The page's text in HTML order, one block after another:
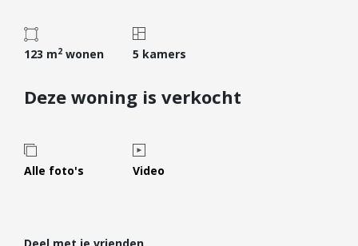
Huren
Verhuren
Verzekeren
Projectontwikkelaars
123 m2 wonen 5 kamers
Deze woning is verkocht
Alle foto's Video